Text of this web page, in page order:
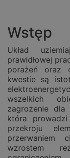
Wstęp
Układ
prawidłowej
porażeń oraz
kwestie są
wszelkich
zagrożenie dla
która
przekroju
przerwaniem
wzrostem